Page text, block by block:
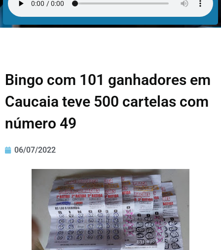
Bingo com 101 ganhadores em
Caucaia teve 500 cartelas com
número 49
06/07/2022